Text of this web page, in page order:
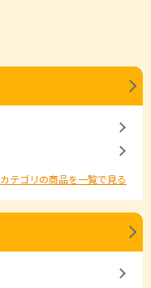
カテゴリの商品を一覧で見る